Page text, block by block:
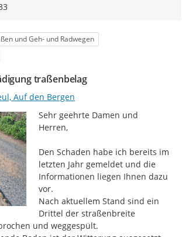
Zur Äußerung
und Geh- und Radwegen
traßenbelag
Auf den Bergen
Sehr geehrte Damen und
Herren,
Den Schaden habe ich bereits im
letzten Jahr gemeldet und die
Informationen liegen Ihnen dazu
vor.
Nach aktuellem Stand sind ein
Drittel der straßenbreite
und weggespült.